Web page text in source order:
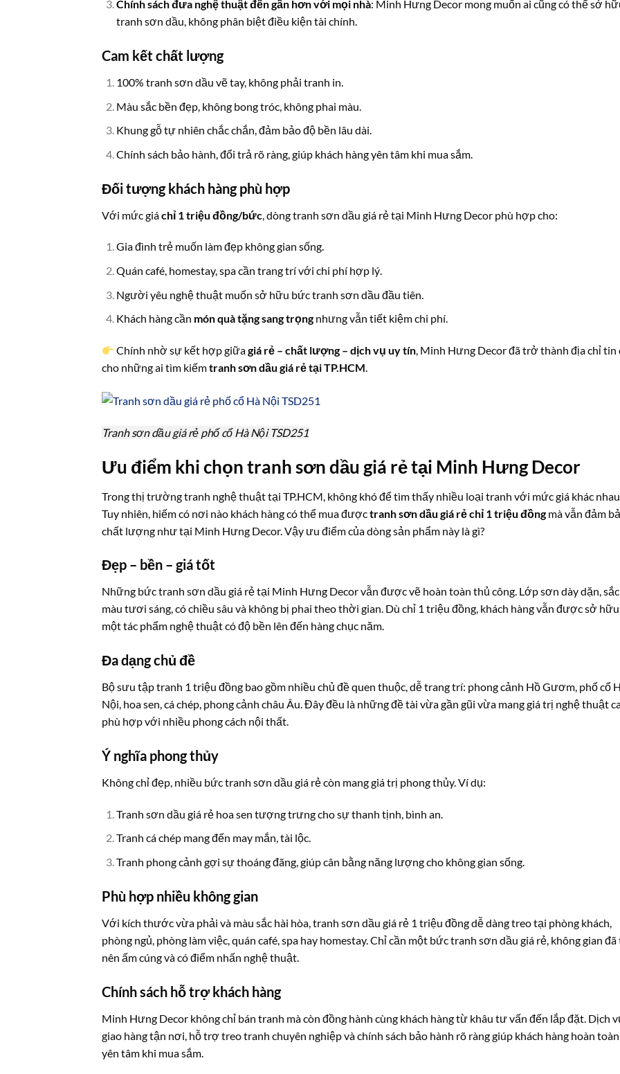
Chính sách đưa nghệ thuật đến gần hơn với mọi nhà: Minh Hưng Decor mong muốn ai cũng có thể sở
tranh sơn dầu, không phân biệt điều kiện tài chính.
Cam kết chất lượng
100% tranh sơn dầu vẽ tay, không phải tranh in.
Màu sắc bền đẹp, không bong tróc, không phai màu.
Khung gỗ tự nhiên chắc chắn, đảm bảo độ bền lâu dài.
Chính sách bảo hành, đổi trả rõ ràng, giúp khách hàng yên tâm khi mua sắm.
Đối tượng khách hàng phù hợp
Với mức giáchỉ 1 triệu đồng/bức , dòng tranh sơn dầu giá rẻ tại Minh Hưng Decor phù hợp cho:
Gia đình trẻ muốn làm đẹp không gian sống.
Quán café, homestay, spa cần trang trí với chi phí hợp lý.
Người yêu nghệ thuật muốn sở hữu bức tranh sơn dầu đầu tiên.
Khách hàng cần món quà tặng sang trọngnhưng vẫn tiết kiệm chi phí.
Chính nhờ sự kết hợp giữagiá rẻ – chất lượng – dịch vụ uy tín, Minh Hưng Decor đã trở thành địa chỉ tin
cho những ai tìm kiếmtranh sơn dầu giá rẻ tại TP.HCM.
Tranh sơn dầu giá rẻ phố cổ Hà Nội TSD251
Ưu điểm khi chọn tranh sơn dầu giá rẻ tại Minh Hưng Decor
Trong thị trường tranh nghệ thuật tại TP.HCM, không khó để tìm thấy nhiều loại tranh với mức giá khác
Tuy nhiên, hiếm có nơi nào khách hàng có thể mua đượctranh sơn dầu giá rẻ chỉ 1 triệu đồng mà vẫn đảm
chất lượng như tại Minh Hưng Decor. Vậy ưu điểm của dòng sản phẩm này là gì?
Đẹp – bền – giá tốt
Những bức tranh sơn dầu giá rẻ tại Minh Hưng Decor vẫn được vẽ hoàn toàn thủ công. Lớp sơn dày dặn, sắc
màu tươi sáng, có chiều sâu và không bị phai theo thời gian. Dù chỉ 1 triệu đồng, khách hàng vẫn được sở hữu
một tác phẩm nghệ thuật có độ bền lên đến hàng chục năm.
Đa dạng chủ đề
Bộ sưu tập tranh 1 triệu đồng bao gồm nhiều chủ đề quen thuộc, dễ trang trí: phong cảnh Hồ Gươm, phố cổ
Nội, hoa sen, cá chép, phong cảnh châu Âu. Đây đều là những đề tài vừa gần gũi vừa mang giá trị nghệ thuật
phù hợp với nhiều phong cách nội thất.
Ý nghĩa phong thủy
Không chỉ đẹp, nhiều bức tranh sơn dầu giá rẻ còn mang giá trị phong thủy. Ví dụ:
Tranh sơn dầu giá rẻ hoa sen tượng trưng cho sự thanh tịnh, bình an.
Tranh cá chép mang đến may mắn, tài lộc.
Tranh phong cảnh gợi sự thoáng đãng, giúp cân bằng năng lượng cho không gian sống.
Phù hợp nhiều không gian
Với kích thước vừa phải và màu sắc hài hòa, tranh sơn dầu giá rẻ 1 triệu đồng dễ dàng treo tại phòng khách,
phòng ngủ, phòng làm việc, quán café, spa hay homestay. Chỉ cần một bức tranh sơn dầu giá rẻ, không gian
nên ấm cúng và có điểm nhấn nghệ thuật.
Chính sách hỗ trợ khách hàng
Minh Hưng Decor không chỉ bán tranh mà còn đồng hành cùng khách hàng từ khâu tư vấn đến lắp đặt. Dịch
giao hàng tận nơi, hỗ trợ treo tranh chuyên nghiệp và chính sách bảo hành rõ ràng giúp khách hàng hoàn toàn
yên tâm khi mua sắm.